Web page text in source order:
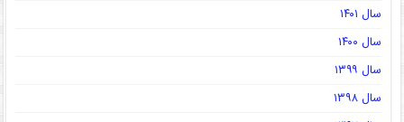
سال ۱۴۰۱
سال ۱۴۰۰
سال ۱۳۹۹
سال ۱۳۹۸